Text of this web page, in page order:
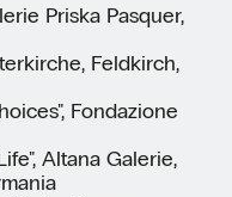
Priska Pasquer,
Feldkirch,
Fondazione
Altana Galerie,